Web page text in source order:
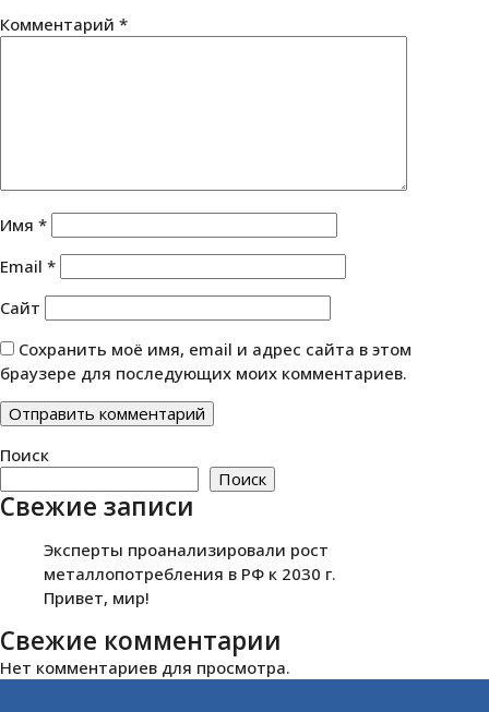
Комментарий *
Имя *
Email *
Сайт
Сохранить моё имя, email и адрес сайта в этом
браузере для последующих моих комментариев.
Поиск
Поиск
Свежие записи
Эксперты проанализировали рост
металлопотребления в РФ к 2030 г.
Привет, мир!
Свежие комментарии
Нет комментариев для просмотра.